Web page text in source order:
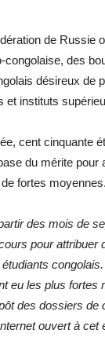
de Russie
des
désireux de
et instituts
cent cinquante
du mérite pour
fortes moyennes.
des mois de
pour attribuer
eu les plus fortes
des dossiers de
ouvert à cet